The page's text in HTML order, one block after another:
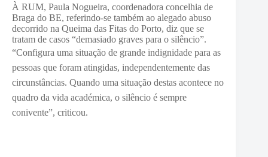
À RUM, Paula Nogueira, coordenadora concelhia de
Braga do BE, referindo-se também ao alegado abuso
decorrido na Queima das Fitas do Porto, diz que se
tratam de casos “demasiado graves para o silêncio”.
“Configura uma situação de grande indignidade para as
pessoas que foram atingidas, independentemente das
circunstâncias. Quando uma situação destas acontece no
quadro da vida académica, o silêncio é sempre
conivente”, criticou.